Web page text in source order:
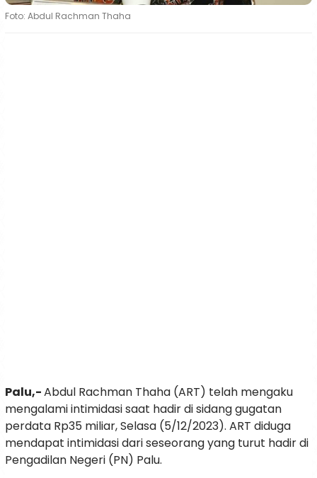
Foto: Abdul Rachman Thaha
Palu,-Abdul Rachman Thaha (ART) telah mengaku
mengalami intimidasi saat hadir di sidang gugatan
perdata Rp35 miliar, Selasa (5/12/2023). ART diduga
mendapat intimidasi dari seseorang yang turut hadir di
Pengadilan Negeri (PN) Palu.